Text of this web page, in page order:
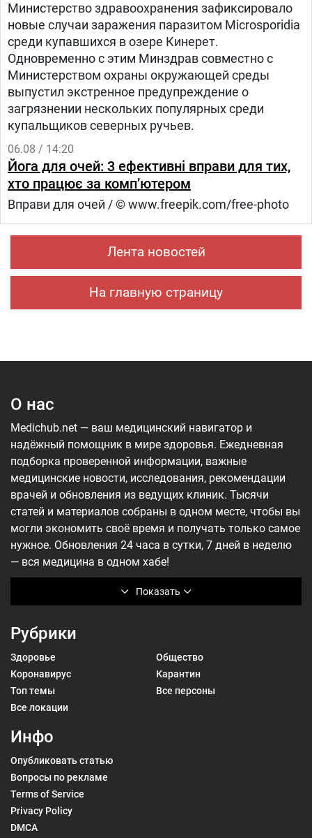
Министерство здравоохранения зафиксировало
новые случаи заражения паразитом Microsporidia
среди купавшихся в озере Кинерет.
Одновременно с этим Минздрав совместно с
Министерством охраны окружающей среды
выпустил экстренное предупреждение о
загрязнении нескольких популярных среди
купальщиков северных ручьев.
06.08 / 14:20
Йога для очей: 3 ефективні вправи для тих,
хто працює за комп’ютером
Вправи для очей / © www.freepik.com/free-photo
Лента новостей
На главную страницу
О нас
Показать
Medichub.net — ваш медицинский навигатор и
надёжный помощник в мире здоровья. Ежедневная
подборка проверенной информации, важные
медицинские новости, исследования, рекомендации
врачей и обновления из ведущих клиник. Тысячи
статей и материалов собраны в одном месте, чтобы вы
могли экономить своё время и получать только самое
нужное. Обновления 24 часа в сутки, 7 дней в неделю
— вся медицина в одном хабе!
Рубрики
Здоровье
Общество
Коронавирус
Карантин
Топ темы
Все персоны
Все локации
Инфо
Опубликовать статью
Вопросы по рекламе
Terms of Service
Privacy Policy
DMCA